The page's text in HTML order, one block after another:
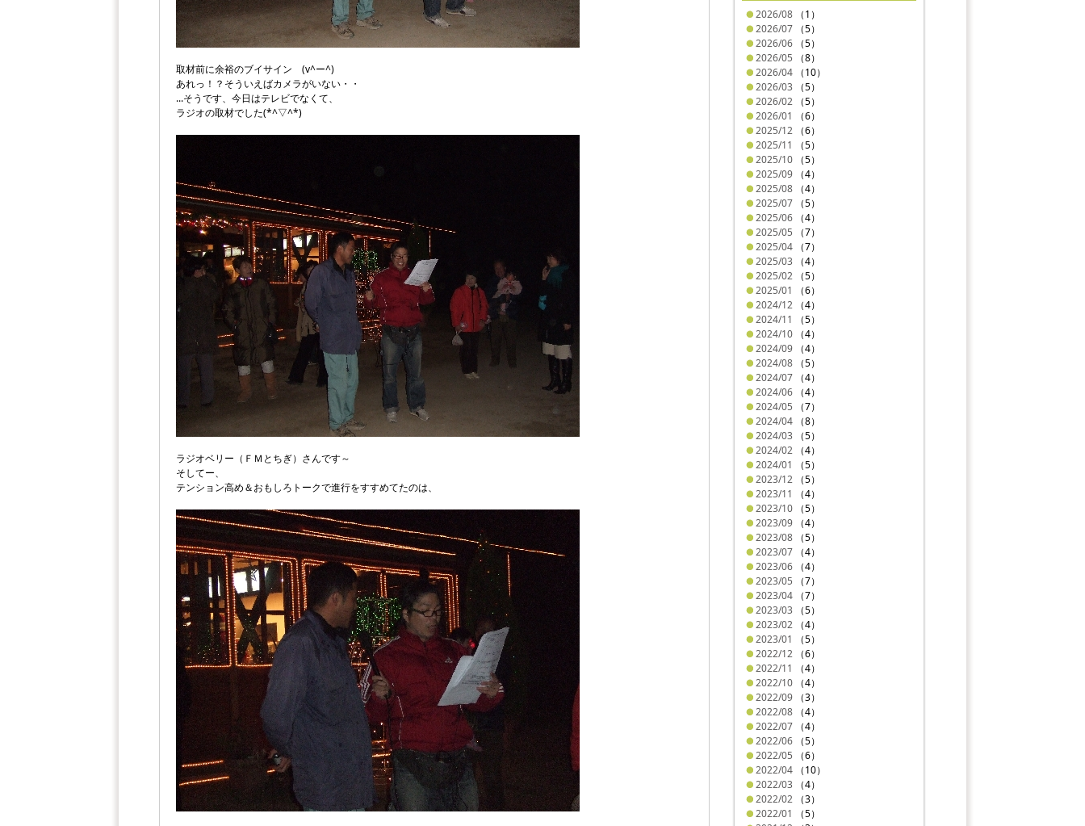
2026/08 （1）
2026/07 （5）
2026/06 （5）
2026/05 （8）
2026/04 （10）
2026/03 （5）
2026/02 （5）
2026/01
（6）
2025/12 （6）
2025/11
（5）
2025/10 （5）
2025/09 （4）
2025/08 （4）
2025/07 （5）
2025/06 （4）
2025/05 （7）
2025/04 （7）
2025/03 （4）
2025/02 （5）
2025/01
（6）
2024/12 （4）
2024/11
（5）
2024/10 （4）
2024/09 （4）
2024/08 （5）
2024/07 （4）
2024/06 （4）
2024/05 （7）
2024/04 （8）
2024/03 （5）
2024/02 （4）
2024/01
（5）
2023/12 （5）
2023/11
（4）
2023/10 （5）
2023/09 （4）
2023/08 （5）
2023/07 （4）
2023/06 （4）
2023/05 （7）
2023/04 （7）
2023/03 （5）
2023/02 （4）
2023/01
（5）
2022/12 （6）
2022/11
（4）
2022/10 （4）
2022/09 （3）
2022/08 （4）
2022/07 （4）
2022/06 （5）
2022/05 （6）
2022/04 （10）
2022/03 （4）
2022/02 （3）
2022/01
（5）
取材前に余裕のブイサイン (v^ー^)
あれっ！？そういえばカメラがいない・・
...そうです、今日はテレビでなくて、
ラジオの取材でした(*^▽^*)ゞ
ラジオベリー（ＦＭとちぎ）さんです～
そしてー、
テンション高め＆おもしろトークで進行をすすめてたのは、